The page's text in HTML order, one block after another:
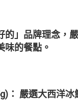
的」品牌理念，
味的餐點。
： 嚴選大西洋